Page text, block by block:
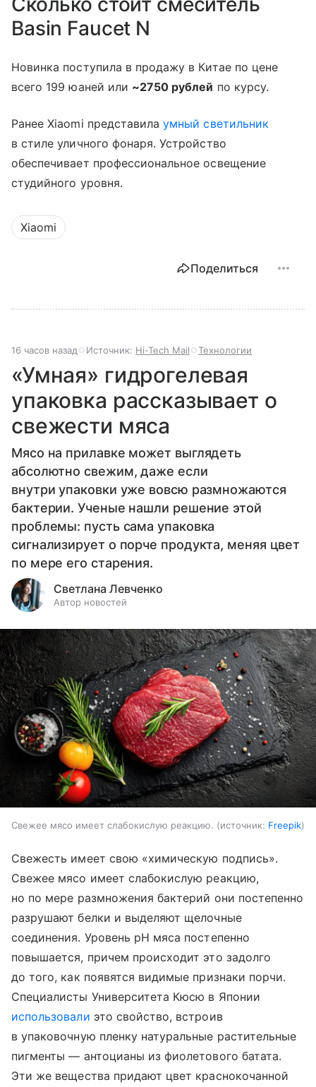
Basin Faucet N
Новинка поступила в продажу в Китае по цене
всего 199 юаней или ~2750 рублей по курсу.
Ранее Xiaomi представилаумный светильник
в стиле уличного фонаря. Устройство
обеспечивает профессиональное освещение
студийного уровня.
Xiaomi
Поделиться
16 часов назад Источник: Hi-Tech Mail Технологии
«Умная» гидрогелевая
упаковка рассказывает о
свежести мяса
Мясо на прилавке может выглядеть
абсолютно свежим, даже если
внутри упаковки уже вовсю размножаются
бактерии. Ученые нашли решение этой
проблемы: пусть сама упаковка
сигнализирует о порче продукта, меняя цвет
по мере его старения.
Светлана Левченко
Автор новостей
Свежее мясо имеет слабокислую реакцию. источник: Freepik
Свежесть имеет свою «химическую подпись».
Свежее мясо имеет слабокислую реакцию,
но по мере размножения бактерий они постепенно
разрушают белки и выделяют щелочные
соединения. Уровень pH мяса постепенно
повышается, причем происходит это задолго
до того, как появятся видимые признаки порчи.
Специалисты Университета Кюсю в Японии
использовали это свойство, встроив
в упаковочную пленку натуральные растительные
пигменты — антоцианы из фиолетового батата.
Эти же вещества придают цвет краснокочанной